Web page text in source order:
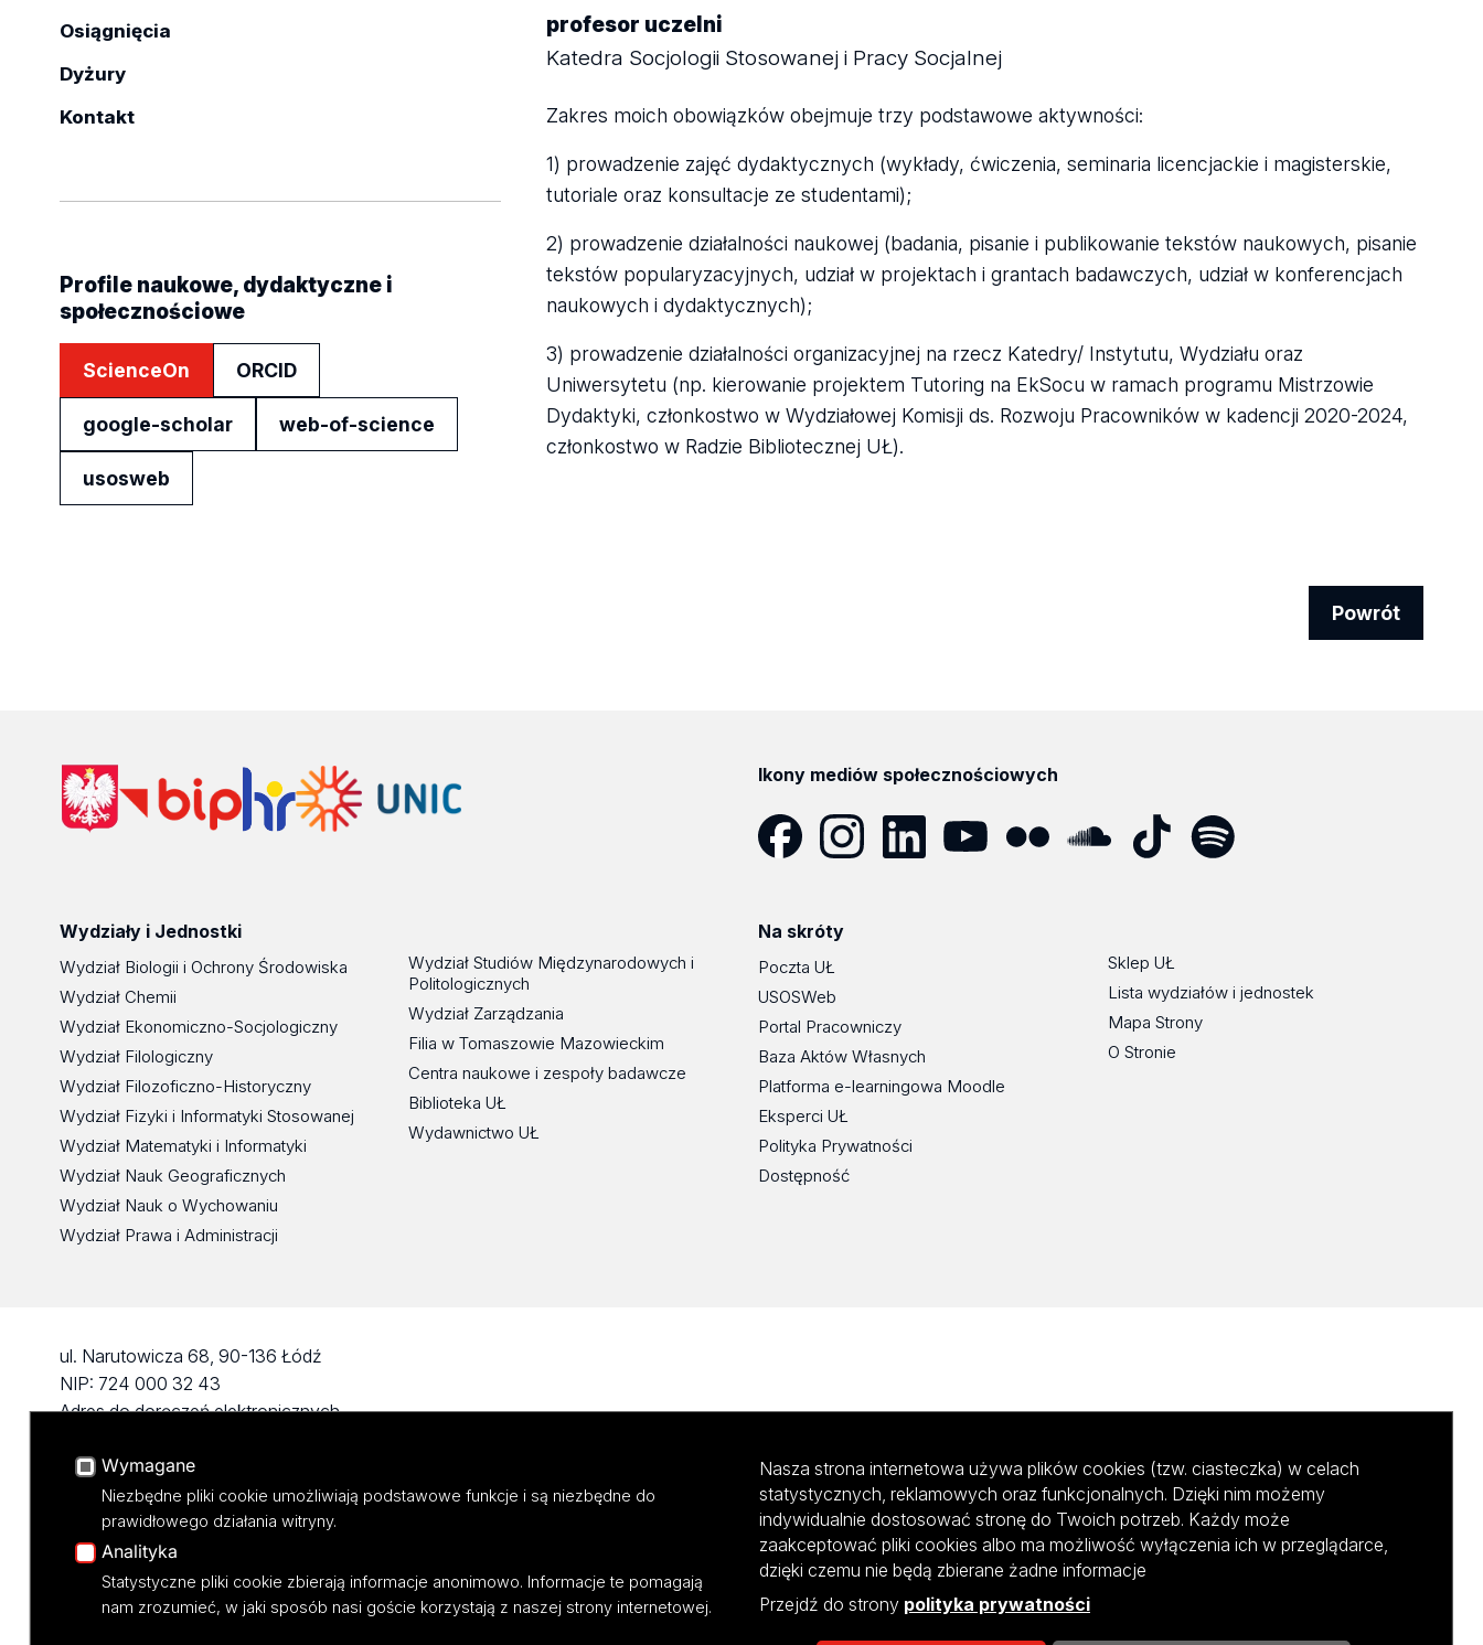
Osiągnięcia
Dyżury
Kontakt
Profile naukowe, dydaktyczne i
społecznościowe
ScienceOn ORCID
google-scholar web-of-science
usosweb
profesor uczelni
Katedra Socjologii Stosowanej i Pracy Socjalnej
Zakres moich obowiązków obejmuje trzy podstawowe aktywności:
1) prowadzenie zajęć dydaktycznych (wykłady, ćwiczenia, seminaria licencjackie i magisterskie,
tutoriale oraz konsultacje ze studentami);
2) prowadzenie działalności naukowej (badania, pisanie i publikowanie tekstów naukowych, pisanie
tekstów popularyzacyjnych, udział w projektach i grantach badawczych, udział w konferencjach
naukowych i dydaktycznych);
3) prowadzenie działalności organizacyjnej na rzecz Katedry/ Instytutu, Wydziału oraz
Uniwersytetu (np. kierowanie projektem Tutoring na EkSocu w ramach programu Mistrzowie
Dydaktyki, członkostwo w Wydziałowej Komisji ds. Rozwoju Pracowników w kadencji 2020-2024,
członkostwo w Radzie Bibliotecznej UŁ).
Powrót
Ikony mediów społecznościowych
Wydziały i Jednostki
Wydział Biologii i Ochrony Środowiska
Wydział Chemii
Wydział Ekonomiczno-Socjologiczny
Wydział Filologiczny
Wydział Filozoficzno-Historyczny
Wydział Fizyki i Informatyki Stosowanej
Wydział Matematyki i Informatyki
Wydział Nauk Geograficznych
Wydział Nauk o Wychowaniu
Wydział Prawa i Administracji
Wydział Studiów Międzynarodowych i
Politologicznych
Wydział Zarządzania
Filia w Tomaszowie Mazowieckim
Centra naukowe i zespoły badawcze
Biblioteka UŁ
Wydawnictwo UŁ
Na skróty
Poczta UŁ
USOSWeb
Portal Pracowniczy
Baza Aktów Własnych
Platforma e-learningowa Moodle
Eksperci UŁ
Polityka Prywatności
Dostępność
Sklep UŁ
Lista wydziałów i jednostek
Mapa Strony
O Stronie
ul. Narutowicza 68, 90-136 Łódź
NIP: 724 000 32 43
Adres do doręczeń elektronicznych
KONTAKT
Wymagane
Niezbędne pliki cookie umożliwiają podstawowe funkcje i są niezbędne do
prawidłowego działania witryny.
Analityka
Statystyczne pliki cookie zbierają informacje anonimowo. Informacje te pomagają
nam zrozumieć, w jaki sposób nasi goście korzystają z naszej strony internetowej.
Nasza strona internetowa używa plików cookies (tzw. ciasteczka) w celach
statystycznych, reklamowych oraz funkcjonalnych. Dzięki nim możemy
indywidualnie dostosować stronę do Twoich potrzeb. Każdy może
zaakceptować pliki cookies albo ma możliwość wyłączenia ich w przeglądarce,
dzięki czemu nie będą zbierane żadne informacje
Przejdź do strony polityka prywatności